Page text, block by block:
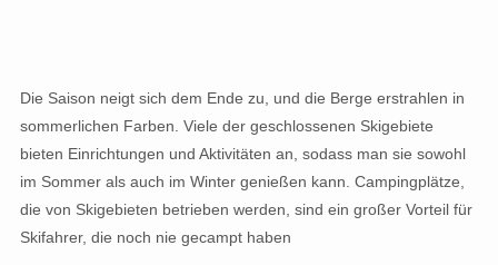
Die Saison neigt sich dem Ende zu, und die Berge erstrahlen in
sommerlichen Farben. Viele der geschlossenen Skigebiete
bieten Einrichtungen und Aktivitäten an, sodass man sie sowohl
im Sommer als auch im Winter genießen kann. Campingplätze,
die von Skigebieten betrieben werden, sind ein großer Vorteil für
Skifahrer, die noch nie gecampt haben